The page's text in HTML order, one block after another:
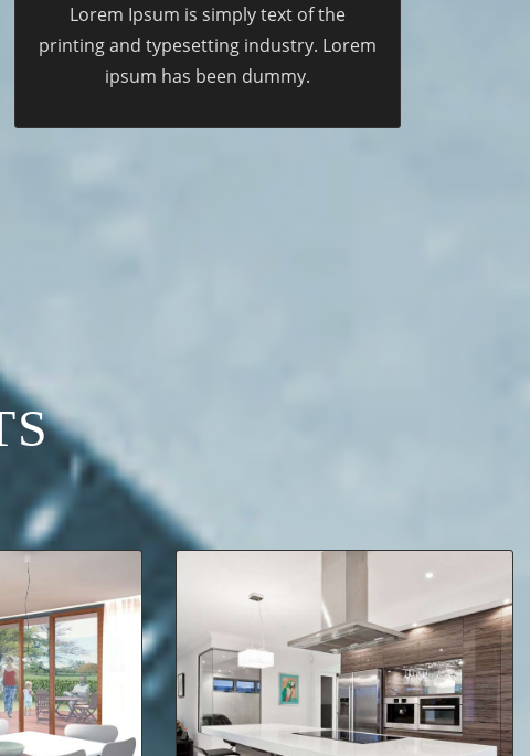
Lorem Ipsum is simply text of the
printing and typesetting industry. Lorem
ipsum has been dummy.